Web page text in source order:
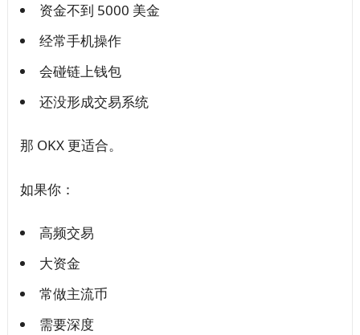
资金不到 5000 美金
经常手机操作
会碰链上钱包
还没形成交易系统
那 OKX 更适合。
如果你：
高频交易
大资金
常做主流币
需要深度